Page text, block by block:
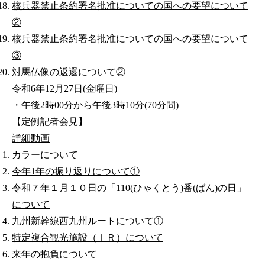
核兵器禁止条約署名批准についての国への要望について
②
核兵器禁止条約署名批准についての国への要望について
③
対馬仏像の返還について②
令和6年12月27日(金曜日)
・午後2時00分から午後3時10分(70分間)
【定例記者会見】
詳細動画
カラーについて
今年1年の振り返りについて①
令和７年１月１０日の「110(ひゃくとう)番(ばん)の日」
について
九州新幹線西九州ルートについて①
特定複合観光施設（ＩＲ）について
来年の抱負について